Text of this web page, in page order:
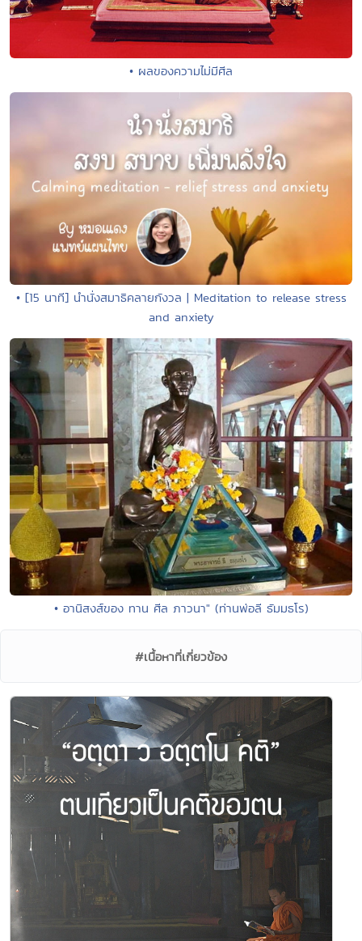
• ผลของความไม่มีศีล
• [15 นาที] นำนั่งสมาธิคลายกังวล | Meditation to release stress
and anxiety
• อานิสงส์ของ ทาน ศีล ภาวนา" (ท่านพ่อลี ธัมมธโร)
#เนื้อหาที่เกี่ยวข้อง